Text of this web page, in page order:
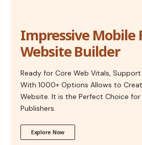
Impressive Mobile
Website Builder
Ready for Core Web Vitals,
With 1000+ Options Allows to
Website. It is the Perfect Choice for
Publishers.
Explore Now